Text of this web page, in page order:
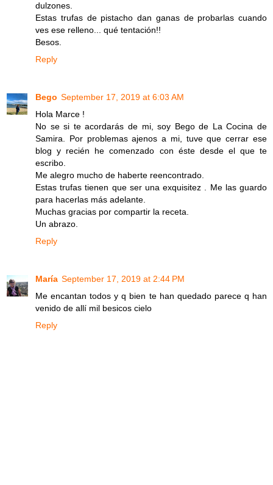
dulzones.
Estas trufas de pistacho dan ganas de probarlas cuando
ves ese relleno... qué tentación!!
Besos.
Reply
Bego September 17, 2019 at 6:03 AM
Hola Marce !
No se si te acordarás de mi, soy Bego de La Cocina de
Samira. Por problemas ajenos a mi, tuve que cerrar ese
blog y recién he comenzado con éste desde el que te
escribo.
Me alegro mucho de haberte reencontrado.
Estas trufas tienen que ser una exquisitez . Me las guardo
para hacerlas más adelante.
Muchas gracias por compartir la receta.
Un abrazo.
Reply
María September 17, 2019 at 2:44 PM
Me encantan todos y q bien te han quedado parece q han
venido de allí mil besicos cielo
Reply